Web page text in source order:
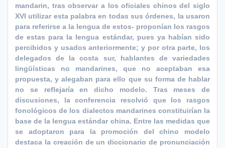
mandarin, tras observar a los oficiales chinos del siglo
XVI utilizar esta palabra en todas sus órdenes, la usaron
para referirse a la lengua de estos- proponían los rasgos
de estas para la lengua estándar, pues ya habían sido
percibidos y usados anteriormente; y por otra parte, los
delegados de la costa sur, hablantes de variedades
lingüísticas no mandarines, que no aceptaban esa
propuesta, y alegaban para ello que su forma de hablar
no se reflejaría en dicho modelo. Tras meses de
discusiones, la conferencia resolvió que los rasgos
fonológicos de los dialectos mandarines constituirían la
base de la lengua estándar china. Entre las medidas que
se adoptaron para la promoción del chino modelo
destaca la creación de un diccionario de pronunciación